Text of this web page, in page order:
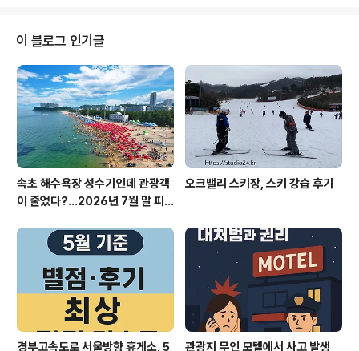
술과 경로를 설명하고자합니다. AI, 또는 인공 지능은 과거
몇 년 동안 급격한 발전을 이루었으며, 이에 따라 AI 엔지니
어라는 직업도 많은 주목을 받고 있습니다. 이들은 복잡한
알고리즘을 다루고 대량의 데이터에서 의미 있는 통찰을
추출하면서, 기계가 사람처럼 사고하고 행동할 수 있도록
돕는 역할을 ..
이 블로그 인기글
속초 해수욕장 성수기인데 관광객
이 줄었다?…2026년 7월 말 피
오크밸리 스키장, 스키 강습 후기
경부고속도로 서울방향 휴게소, 5
관광지 무인 모텔에서 사고 발생